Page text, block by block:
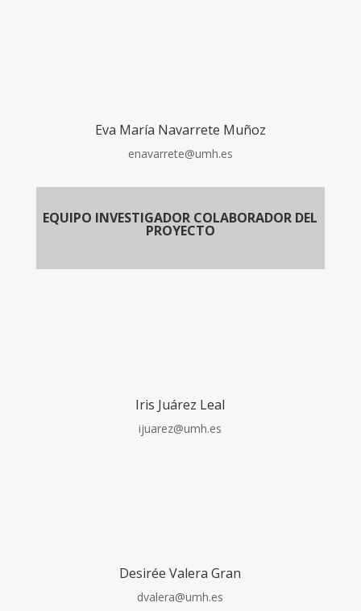
Eva María Navarrete Muñoz
enavarrete@umh.es
EQUIPO INVESTIGADOR COLABORADOR DEL
PROYECTO
Iris Juárez Leal
ijuarez@umh.es
Desirée Valera Gran
dvalera@umh.es